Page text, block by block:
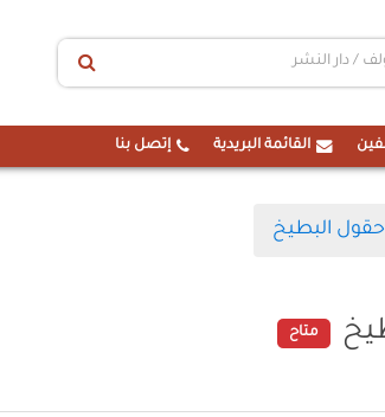
القائمة البريدية إتصل بنا
البطيخ
متاح